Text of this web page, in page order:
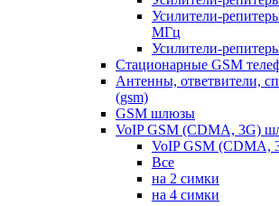
Усилители-
МГц
Усилители-
Стационарные GSM
Антенны, ответвители,
(gsm)
GSM шлюзы
VoIP GSM (CDMA, 3G)
VoIP GSM (CDMA,
Все
на 2 симки
на 4 симки